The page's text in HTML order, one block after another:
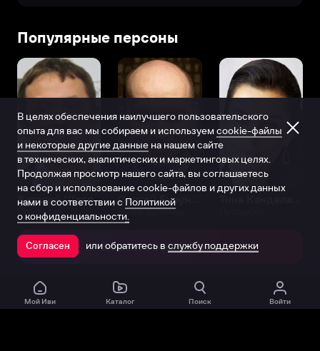
Популярные персоны
Виталий Шляппо
Продюсер Актёр дубляжа
Открыть в приложении
Мой Иви Каталог Поиск Войти
В целях обеспечения наилучшего пользовательского
опыта для вас мы собираем и используем cookie-файлы
и некоторые другие данные на нашем сайте
в технических, аналитических и маркетинговых целях.
Продолжая просмотр нашего сайта, вы соглашаетесь
на сбор и использование cookie-файлов и других данных
нами в соответствии с Политикой
о конфиденциальности.
Согласен или обратитесь в службу поддержки